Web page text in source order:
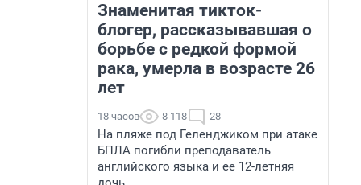
Знаменитая тикток-
блогер, рассказывавшая о
борьбе с редкой формой
рака, умерла в возрасте 26
лет
18 часов 8 118 28
На пляже под Геленджиком при атаке
БПЛА погибли преподаватель
английского языка и ее 12-летняя